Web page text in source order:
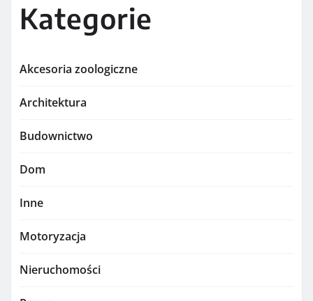
Kategorie
Akcesoria zoologiczne
Architektura
Budownictwo
Dom
Inne
Motoryzacja
Nieruchomości